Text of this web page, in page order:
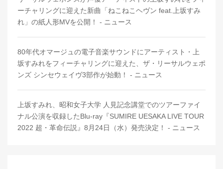
ーチャリングに迎えた新曲「ねこねこヘヴン feat.上坂すみ
れ」の紙人形MVを公開！ - ニュース
80年代オマージュの電子音楽サウンドにアーティスト・上
坂すみれをフィーチャリングに迎えた、ザ・リーサルウェポ
ンズ シンセウェイヴ3部作が始動！ - ニュース
上坂すみれ、昭和女子大学 人見記念講堂でのツアーファイ
ナル公演を収録したBlu-ray『SUMIRE UESAKA LIVE TOUR
2022 超・革命伝説』8月24日（水）発売決定！ - ニュース